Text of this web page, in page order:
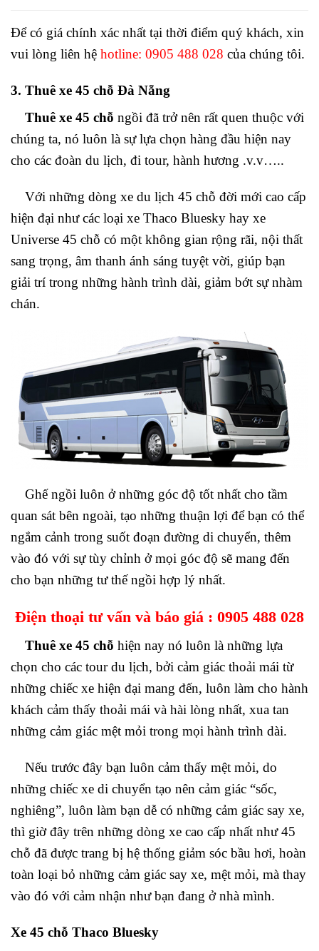
Để có giá chính xác nhất tại thời điểm quý khách, xin
vui lòng liên hệ hotline: 0905 488 028 của chúng tôi.
3. Thuê xe 45 chỗ Đà Nẵng
Thuê xe 45 chỗ ngồi đã trở nên rất quen thuộc với
chúng ta, nó luôn là sự lựa chọn hàng đầu hiện nay
cho các đoàn du lịch, đi tour, hành hương .v.v…..
Với những dòng xe du lịch 45 chỗ đời mới cao cấp
hiện đại như các loại xe Thaco Bluesky hay xe
Universe 45 chỗ có một không gian rộng rãi, nội thất
sang trọng, âm thanh ánh sáng tuyệt vời, giúp bạn
giải trí trong những hành trình dài, giảm bớt sự nhàm
chán.
Ghế ngồi luôn ở những góc độ tốt nhất cho tầm
quan sát bên ngoài, tạo những thuận lợi để bạn có thể
ngắm cảnh trong suốt đoạn đường di chuyển, thêm
vào đó với sự tùy chỉnh ở mọi góc độ sẽ mang đến
cho bạn những tư thế ngồi hợp lý nhất.
Điện thoại tư vấn và báo giá : 0905 488 028
Thuê xe 45 chỗ hiện nay nó luôn là những lựa
chọn cho các tour du lịch, bởi cảm giác thoải mái từ
những chiếc xe hiện đại mang đến, luôn làm cho hành
khách cảm thấy thoải mái và hài lòng nhất, xua tan
những cảm giác mệt mỏi trong mọi hành trình dài.
Nếu trước đây bạn luôn cảm thấy mệt mỏi, do
những chiếc xe di chuyển tạo nên cảm giác “sốc,
nghiêng”, luôn làm bạn dễ có những cảm giác say xe,
thì giờ đây trên những dòng xe cao cấp nhất như 45
chỗ đã được trang bị hệ thống giảm sóc bầu hơi, hoàn
toàn loại bỏ những cảm giác say xe, mệt mỏi, mà thay
vào đó với cảm nhận như bạn đang ở nhà mình.
Xe 45 chỗ Thaco Bluesky